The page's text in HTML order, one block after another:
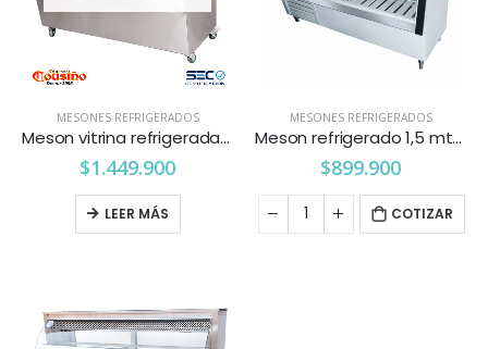
MESONES REFRIGERADOS
Meson vitrina refrigerada vidrio curvo 1.5 mt. Cousiño
$1.449.900
LEER MÁS
MESONES REFRIGERADOS
Meson refrigerado 1,5 mts. vidrio recto G&T
$899.900
COTIZAR